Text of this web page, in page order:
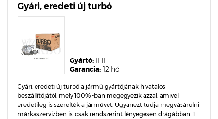
Gyári, eredeti új turbó
Garancia: 12 hó
Gyártó: IHI
Gyári, eredeti új turbó a jármű gyártójának hivatalos
beszállítójától, mely 100% -ban megegyezik azzal, amivel
eredetileg is szerelték a járművet. Ugyanezt tudja megvásárolni
márkaszervizben is, csak rendszerint lényegesen drágábban. 1